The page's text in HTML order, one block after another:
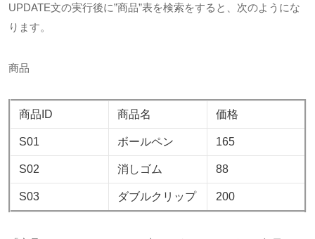
UPDATE文の実行後に”商品”表を検索をすると、次のようにな
ります。
商品
商品ID 商品名 価格
S01 ボールペン 165
S02 消しゴム 88
S03 ダブルクリップ 200